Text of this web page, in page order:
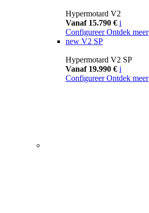
Hypermotard V2
Vanaf 15.790 € i
Configureer Ontdek meer
new V2 SP
Hypermotard V2 SP
Vanaf 19.990 € i
Configureer Ontdek meer